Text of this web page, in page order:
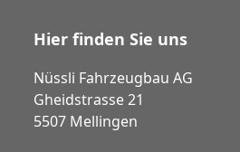
Hier finden Sie uns
Nüssli Fahrzeugbau AG
Gheidstrasse 21
5507 Mellingen